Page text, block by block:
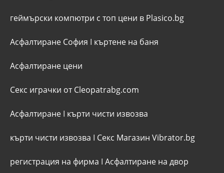
геймърски компютри с топ цени в Plasico.bg
Асфалтиране София I къртене на баня
Асфалтиране цени
Секс играчки от Cleopatrabg.com
Асфалтиране I кърти чисти извозва
кърти чисти извозва I Секс Магазин Vibrator.bg
регистрация на фирма I Асфалтиране на двор